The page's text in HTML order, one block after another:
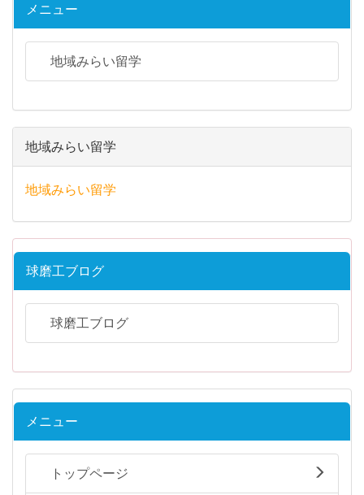
メニュー
地域みらい留学
地域みらい留学
地域みらい留学
球磨工ブログ
球磨工ブログ
メニュー
トップページ